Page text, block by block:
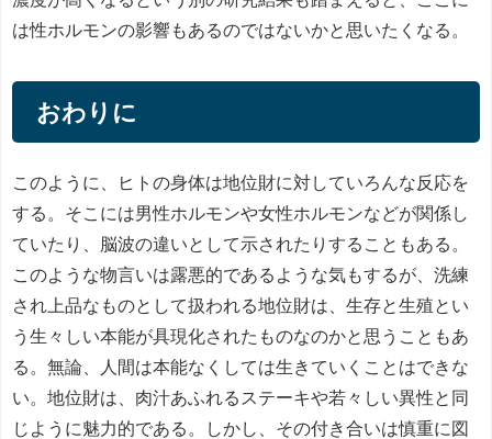
は性ホルモンの影響もあるのではないかと思いたくなる。
おわりに
このように、ヒトの身体は地位財に対していろんな反応を
する。そこには男性ホルモンや女性ホルモンなどが関係し
ていたり、脳波の違いとして示されたりすることもある。
このような物言いは露悪的であるような気もするが、洗練
され上品なものとして扱われる地位財は、生存と生殖とい
う生々しい本能が具現化されたものなのかと思うこともあ
る。無論、人間は本能なくしては生きていくことはできな
い。地位財は、肉汁あふれるステーキや若々しい異性と同
じように魅力的である。しかし、その付き合いは慎重に図